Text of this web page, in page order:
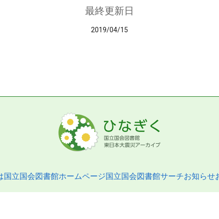
最終更新日
2019/04/15
国立国会図書館ホームページ国立国会図書館サーチお知らせ